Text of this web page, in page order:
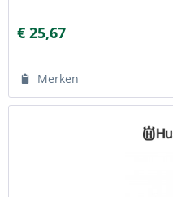
€ 25,67
Merken